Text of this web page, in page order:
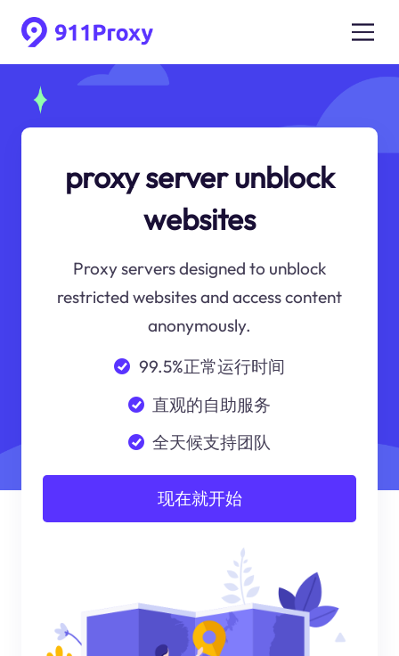
proxy server unblock
websites
Proxy servers designed to unblock
restricted websites and access content
anonymously.
99.5%正常运行时间
直观的自助服务
全天候支持团队
现在就开始